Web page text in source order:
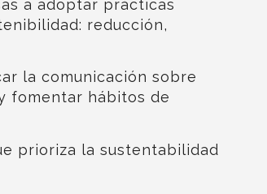
a adoptar prácticas
reducción,
la comunicación sobre
fomentar hábitos de
prioriza la sustentabilidad